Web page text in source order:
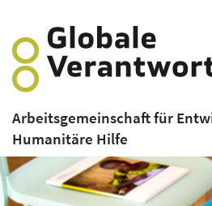
Arbeitsgemeinschaft für
Humanitäre Hilfe